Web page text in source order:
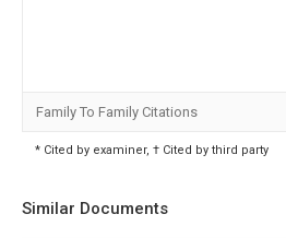
Family To Family Citations
* Cited by examiner, † Cited by third party
Similar Documents